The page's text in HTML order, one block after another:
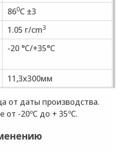
860C ±3
1.05 г/cm3
-20 °C/+35°C
11,3х300мм
от даты производства.
-20ºC до + 35ºC.